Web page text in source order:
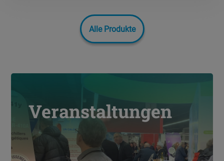
Alle Produkte
Veranstaltungen